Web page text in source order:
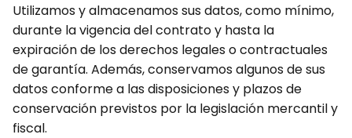
Utilizamos y almacenamos sus datos, como mínimo,
durante la vigencia del contrato y hasta la
expiración de los derechos legales o contractuales
de garantía. Además, conservamos algunos de sus
datos conforme a las disposiciones y plazos de
conservación previstos por la legislación mercantil y
fiscal.